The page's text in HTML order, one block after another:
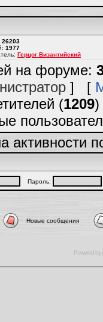
26203
1977
Герцог Византийский
на форуме:
] [
(1209)
Пароль:
Новые сообщения
Powered by